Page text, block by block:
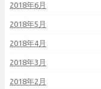
2018年6月
2018年5月
2018年4月
2018年3月
2018年2月